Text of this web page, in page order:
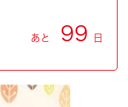
あと 99 日